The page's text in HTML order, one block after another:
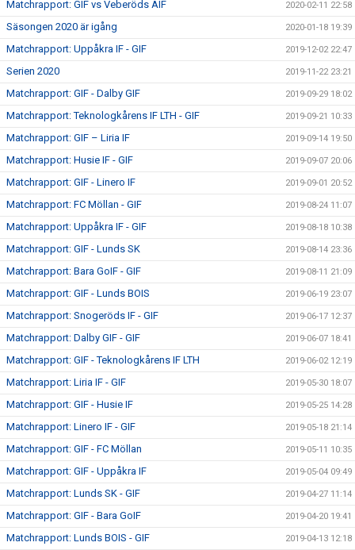
Matchrapport: GIF vs Veberöds AIF 2020-02-11 22:58
Säsongen 2020 är igång 2020-01-18 19:39
Matchrapport: Uppåkra IF - GIF 2019-12-02 22:47
Serien 2020 2019-11-22 23:21
Matchrapport: GIF - Dalby GIF 2019-09-29 18:02
Matchrapport: Teknologkårens IF LTH - GIF 2019-09-21 10:33
Matchrapport: GIF – Liria IF 2019-09-14 19:50
Matchrapport: Husie IF - GIF 2019-09-07 20:06
Matchrapport: GIF - Linero IF 2019-09-01 20:52
Matchrapport: FC Möllan - GIF 2019-08-24 11:07
Matchrapport: Uppåkra IF - GIF 2019-08-18 10:38
Matchrapport: GIF - Lunds SK 2019-08-14 23:36
Matchrapport: Bara GoIF - GIF 2019-08-11 21:09
Matchrapport: GIF - Lunds BOIS 2019-06-19 23:07
Matchrapport: Snogeröds IF - GIF 2019-06-17 12:37
Matchrapport: Dalby GIF - GIF 2019-06-07 18:41
Matchrapport: GIF - Teknologkårens IF LTH 2019-06-02 12:19
Matchrapport: Liria IF - GIF 2019-05-30 18:07
Matchrapport: GIF - Husie IF 2019-05-25 14:28
Matchrapport: Linero IF - GIF 2019-05-18 21:14
Matchrapport: GIF - FC Möllan 2019-05-11 10:35
Matchrapport: GIF - Uppåkra IF 2019-05-04 09:49
Matchrapport: Lunds SK - GIF 2019-04-27 11:14
Matchrapport: GIF - Bara GoIF 2019-04-20 19:41
Matchrapport: Lunds BOIS - GIF 2019-04-13 12:18